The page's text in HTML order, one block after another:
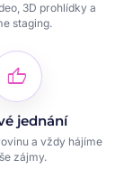
3D prohlídky a
staging.
thumb_up
jednání
a vždy hájíme
zájmy.